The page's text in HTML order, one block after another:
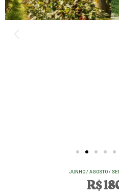
JUNHO / AGOSTO /
R$